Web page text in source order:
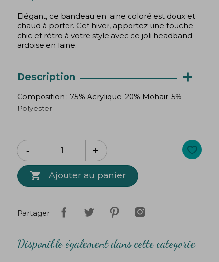
Elégant, ce bandeau en laine coloré est doux et
chaud à porter. Cet hiver, apportez une touche
chic et rétro à votre style avec ce joli headband
ardoise en laine.
Description +
Composition : 75% Acrylique-20% Mohair-5%
Polyester
cm
 Ajouter au panier
favorite_border
Partager
Disponible également dans cette categorie